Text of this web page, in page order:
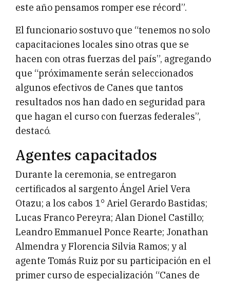
este año pensamos romper ese récord”.
El funcionario sostuvo que “tenemos no solo
capacitaciones locales sino otras que se
hacen con otras fuerzas del país”, agregando
que “próximamente serán seleccionados
algunos efectivos de Canes que tantos
resultados nos han dado en seguridad para
que hagan el curso con fuerzas federales”,
destacó.
Agentes capacitados
Durante la ceremonia, se entregaron
certificados al sargento Ángel Ariel Vera
Otazu; a los cabos 1° Ariel Gerardo Bastidas;
Lucas Franco Pereyra; Alan Dionel Castillo;
Leandro Emmanuel Ponce Rearte; Jonathan
Almendra y Florencia Silvia Ramos; y al
agente Tomás Ruiz por su participación en el
primer curso de especialización “Canes de